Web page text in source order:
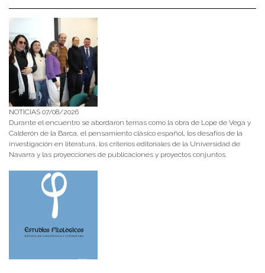
NOTICIAS 07/08/2026
Durante el encuentro se abordaron temas como la obra de Lope de Vega y
Calderón de la Barca, el pensamiento clásico español, los desafíos de la
investigación en literatura, los criterios editoriales de la Universidad de
Navarra y las proyecciones de publicaciones y proyectos conjuntos.